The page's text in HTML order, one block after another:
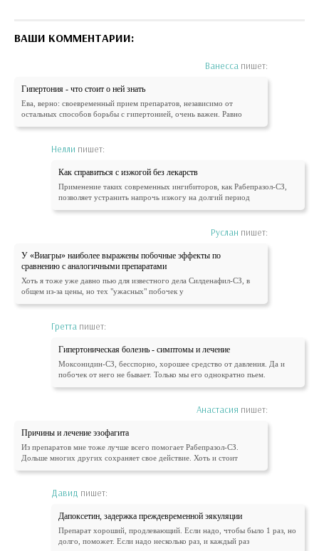
ВАШИ КОММЕНТАРИИ:
Ванесса пишет:
Гипертония - что стоит о ней знать
Ева, верно: своевременный прием препаратов, независимо от
остальных способов борьбы с гипертонией, очень важен. Равно
Нелли пишет:
Как справиться с изжогой без лекарств
Применение таких современных ингибиторов, как Рабепразол-СЗ,
позволяет устранить напрочь изжогу на долгий период
Руслан пишет:
У «Виагры» наиболее выражены побочные эффекты по
сравнению с аналогичными препаратами
Хоть я тоже уже давно пью для известного дела Силденафил-СЗ, в
общем из-за цены, но тех "ужасных" побочек у
Гретта пишет:
Гипертоническая болезнь - симптомы и лечение
Моксонидин-СЗ, бесспорно, хорошее средство от давления. Да и
побочек от него не бывает. Только мы его однократно пьем.
Анастасия пишет:
Причины и лечение эзофагита
Из препаратов мне тоже лучше всего помогает Рабепразол-СЗ.
Дольше многих других сохраняет свое действие. Хоть и стоит
Давид пишет:
Дапоксетин, задержка преждевременной эякуляции
Препарат хороший, продлевающий. Если надо, чтобы было 1 раз, но
долго, поможет. Если надо несколько раз, и каждый раз